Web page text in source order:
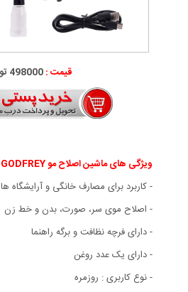
قیمت :498000 تومان
ویژگی های ماشین اصلاح مو GODFREY مدل Profession
- کاربرد برای مصارف خانگی و آرایشگاه ها
- اصلاح موی سر، صورت، بدن و خط زن
- دارای فرچه نظافت و برگه راهنما
- دارای یک عدد روغن
- نوع کاربری : روزمره